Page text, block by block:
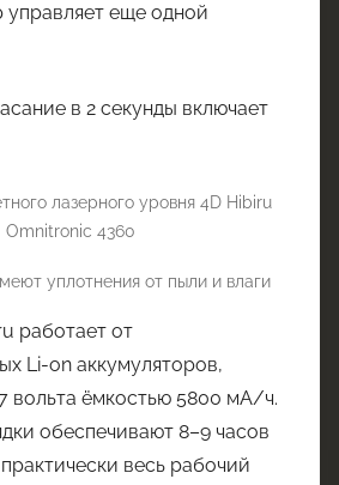
еще одной
в 2 секунды включает
уплотнения от пыли и влаги
работает от
Li-on аккумуляторов,
вольта ёмкостью 5800 мА/ч.
обеспечивают 8–9 часов
весь рабочий